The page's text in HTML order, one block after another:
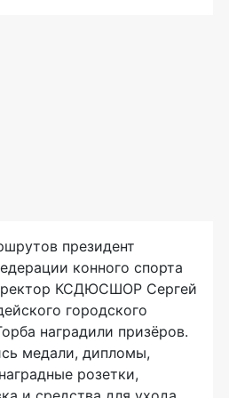
президент
конного спорта
КСДЮСШОР Сергей
городского
наградили призёров.
медали, дипломы,
розетки,